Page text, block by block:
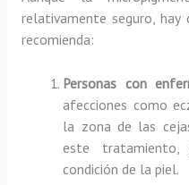
relativamente seguro,
recomienda:
Personas con
afecciones como
la zona de las
este
condición de la piel.